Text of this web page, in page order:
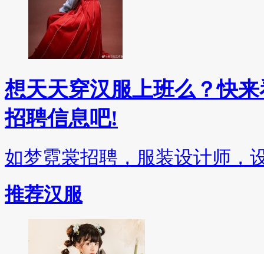
想天天穿汉服上班么？快
招聘信息吧!
如梦霓裳招聘，服装设计师，
推荐汉服